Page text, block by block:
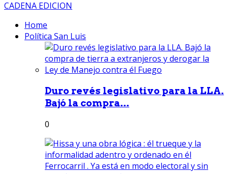
CADENA EDICION
Home
Política San Luis
Duro revés legislativo para la LLA.
Bajó la compra...
0